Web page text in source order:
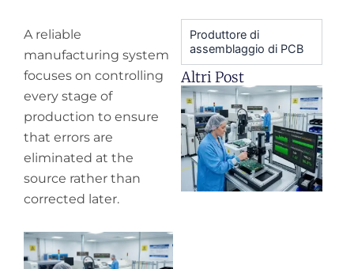
A reliable
manufacturing system
focuses on controlling
every stage of
production to ensure
that errors are
eliminated at the
source rather than
corrected later.
Produttore di
assemblaggio di PCB
Altri Post